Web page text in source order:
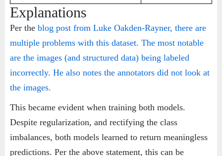
Explanations
Per the blog post from Luke Oakden-Rayner, there are
multiple problems with this dataset. The most notable
are the images (and structured data) being labeled
incorrectly. He also notes the annotators did not look at
the images.
This became evident when training both models.
Despite regularization, and rectifying the class
imbalances, both models learned to return meaningless
predictions. Per the above statement, this can be